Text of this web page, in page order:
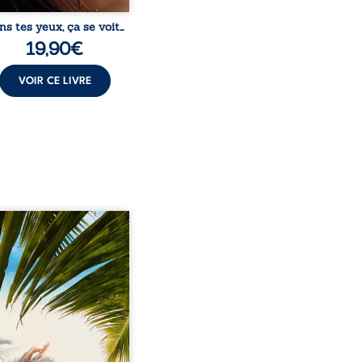
tes yeux, ça se voit…
19,90€
VOIR CE LIVRE
Pierre, jeune retraité,
qu’il est devenu une
femme métissée de
ans. À peine a-t-il
à apprivoiser ce
corps qu’Ange surgit
sa vie et fait vaciller
ses certitudes. Entre
est immédiate,
jusqu’à ce qu’un